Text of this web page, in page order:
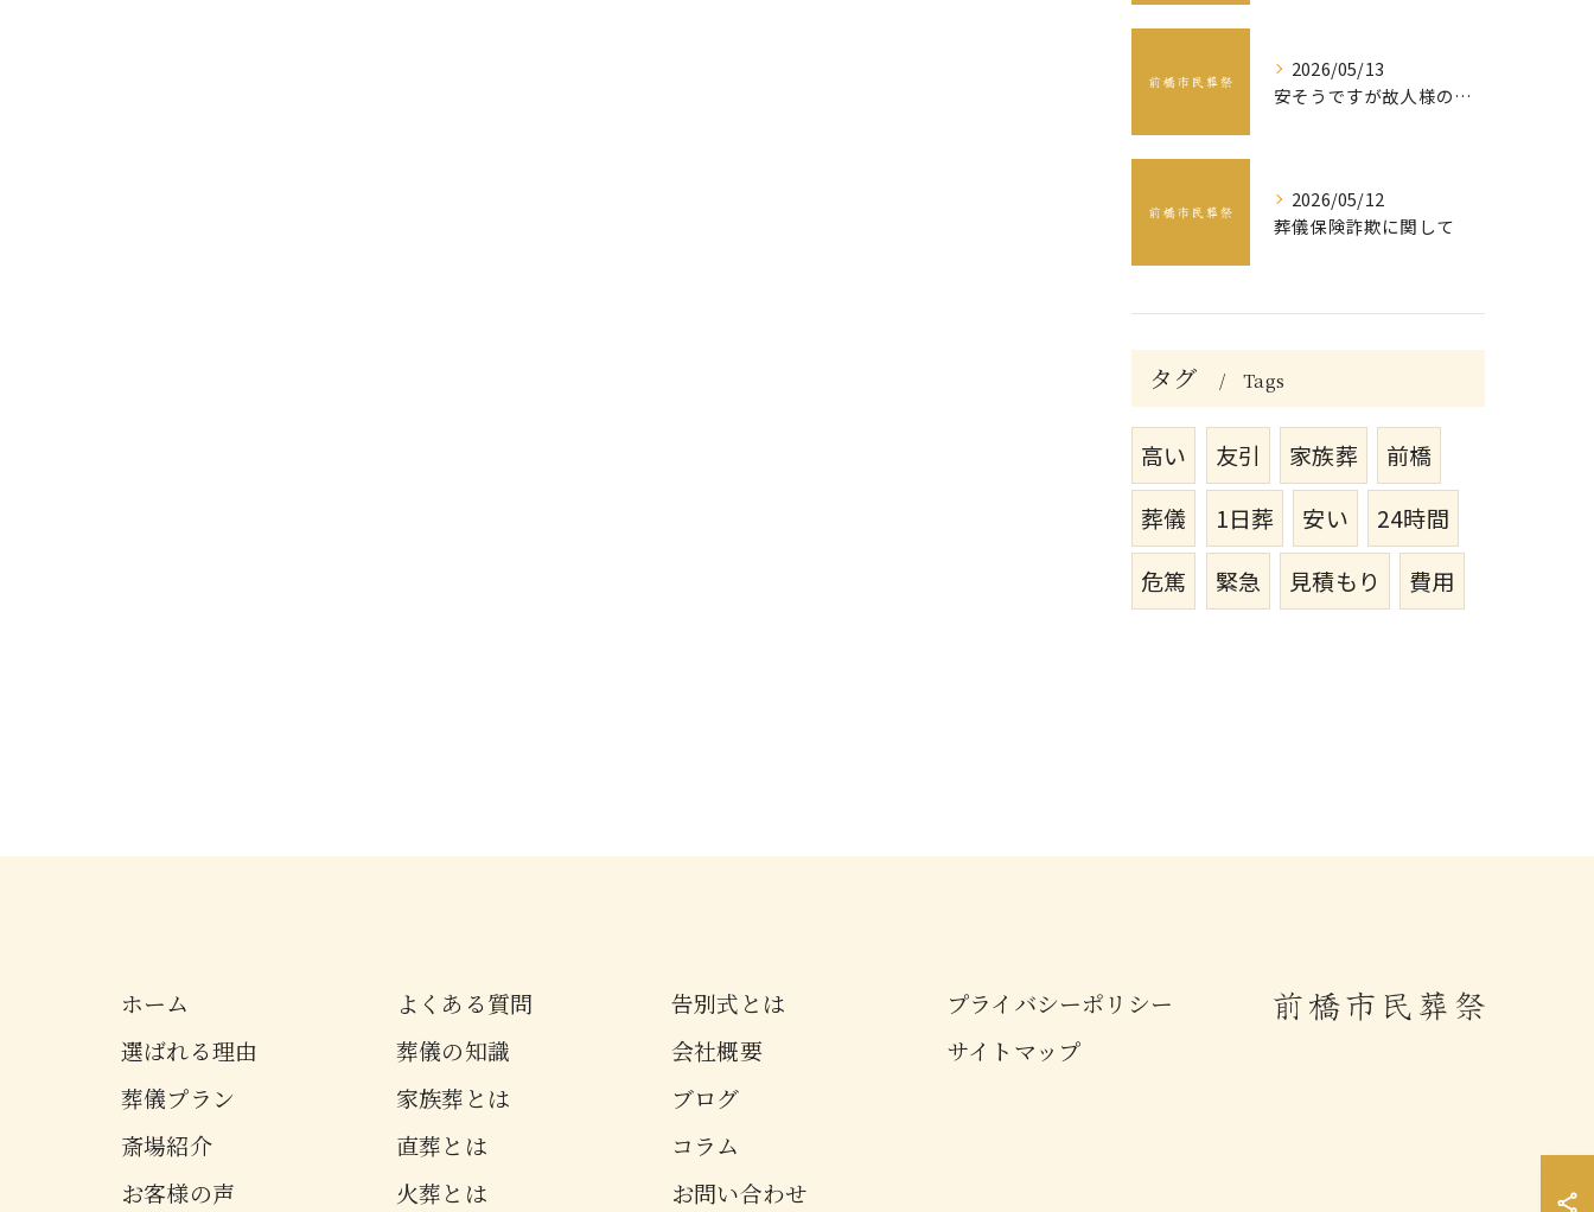
2026/05/13
安そうですが故人様の最後を本当にタクセる葬儀社ですか？
2026/05/12
葬儀保険詐欺に関して
タグ Tags
高い 友引 家族葬
前橋
葬儀
1日葬 安い
24時間
危篤
緊急 見積もり 費用
ホーム
選ばれる理由
葬儀プラン
斎場紹介
お客様の声
よくある質問
葬儀の知識
家族葬とは
直葬とは
火葬とは
告別式とは
会社概要
ブログ
コラム
お問い合わせ
プライバシーポリシー
サイトマップ